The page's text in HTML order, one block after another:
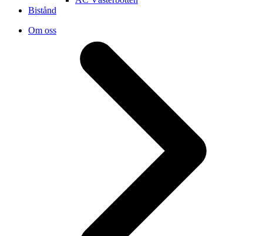
Bistånd
Om oss